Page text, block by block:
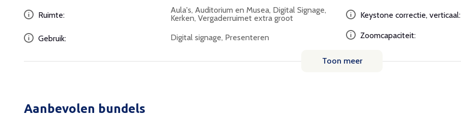
Ruimte:
Aula's, Auditorium en Musea, Digital Signage,
Kerken, Vergaderruimet extra groot
Gebruik: Digital signage, Presenteren
Keystone correctie, verticaal:
Zoomcapaciteit:
Toon meer
Aanbevolen bundels